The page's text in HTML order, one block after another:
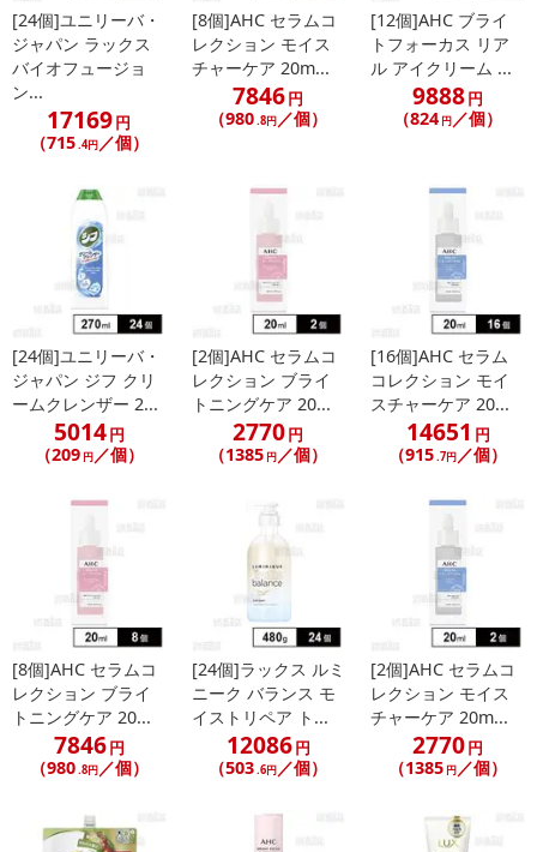
日が異なります。
※dショッピングサンプル百貨店よりお届けする商品は、ご利用いた
だいた後のご感想をいただくことを目的としており、転売等は固く
禁じます。
転売等、目的以外での利用が確認された場合は、サービス利用を停
止させていただきます。
発送日カレンダー
その他共通および商品カテゴリー別注意事項（※必ずご確認くだ
こちらの情報は2026-07-09 14:13:35.0 での情報となります。
[24個]ユニリーバ・
ジャパン ラックス
バイオフュージョ
ン...
17169円
（715.4円／個）
[8個]AHC セラムコ
レクション モイス
チャーケア 20m...
7846円
（980.8円 ／個）
[12個]AHC ブライ
トフォーカス リア
ル アイクリーム ...
9888円
（824 円 ／個）
[24個]ユニリーバ・
ジャパン ジフ クリ
ームクレンザー 2...
5014円
（209 円／個）
[2個]AHC セラムコ
レクション ブライ
トニングケア 20...
2770円
（1385 円／個）
[16個]AHC セラム
コレクション モイ
スチャーケア 20...
14651 円
（915.7円／個）
[8個]AHC セラムコ
レクション ブライ
トニングケア 20...
7846円
（980.8円／個）
[24個]ラックス ルミ
ニーク バランス モ
イストリペア ト...
12086円
（503.6円／個）
[2個]AHC セラムコ
レクション モイス
チャーケア 20m...
2770円
（1385 円／個）